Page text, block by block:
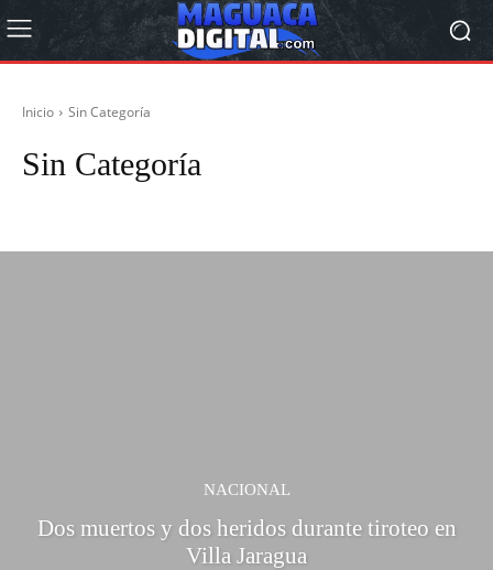
Inicio Sin Categoría
Sin Categoría
NACIONAL
Dos muertos y dos heridos durante tiroteo en
Villa Jaragua